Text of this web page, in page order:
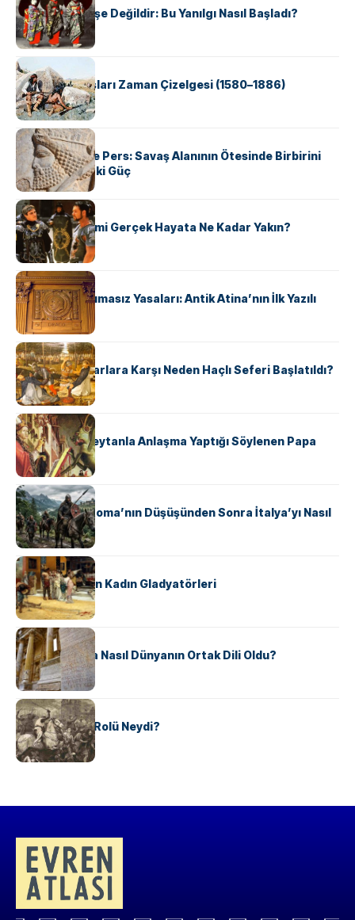
Geyşalar Fahişe Değildir: Bu Yanılgı Nasıl Başladı?
KÜLTÜR
Apache Savaşları Zaman Çizelgesi (1580–1886)
KÜLTÜR
Antik Yunan ve Pers: Savaş Alanının Ötesinde Birbirini
Şekillendiren İki Güç
KÜLTÜR
‘Gladiator’ Filmi Gerçek Hayata Ne Kadar Yakın?
KÜLTÜR
Draco’nun Acımasız Yasaları: Antik Atina’nın İlk Yazılı
Hukuk Kodu
KÜLTÜR
Avrupalı ​​Katharlara Karşı Neden Haçlı Seferi Başlatıldı?
KÜLTÜR
II. Silvester: Şeytanla Anlaşma Yaptığı Söylenen Papa
KÜLTÜR
Ostrogotlar Roma’nın Düşüşünden Sonra İtalya’yı Nasıl
Ele Geçirdi?
KÜLTÜR
Antik Roma’nın Kadın Gladyatörleri
KÜLTÜR
Antik Yunanca Nasıl Dünyanın Ortak Dili Oldu?
KÜLTÜR
Valdensler’in Rolü Neydi?